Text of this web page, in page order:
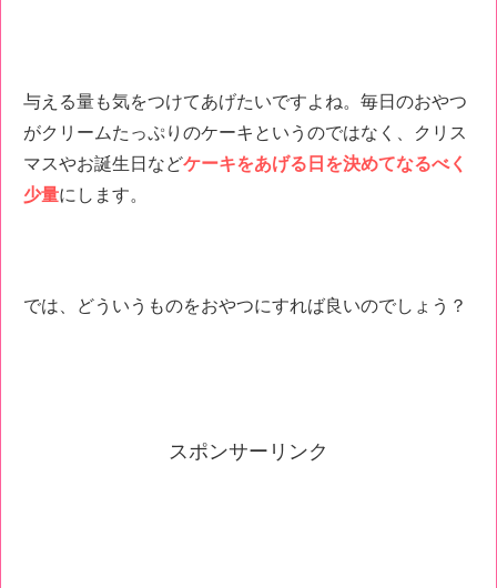
与える量も気をつけてあげたいですよね。毎日のおやつ
がクリームたっぷりのケーキというのではなく、クリス
マスやお誕生日などケーキをあげる日を決めてなるべく
少量にします。
では、どういうものをおやつにすれば良いのでしょう？
スポンサーリンク